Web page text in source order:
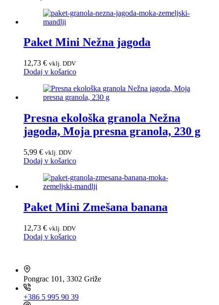
Paket Mini Nežna jagoda
12,73 € vklj. DDV
Dodaj v košarico
Presna ekološka granola Nežna
jagoda, Moja presna granola, 230 g
5,99 € vklj. DDV
Dodaj v košarico
Paket Mini Zmešana banana
12,73 € vklj. DDV
Dodaj v košarico
Pongrac 101, 3302 Griže
+386 5 995 90 39